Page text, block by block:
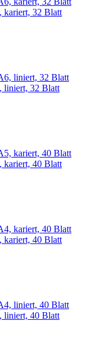
kariert, 32 Blatt
liniert, 32 Blatt
kariert, 40 Blatt
kariert, 40 Blatt
liniert, 40 Blatt